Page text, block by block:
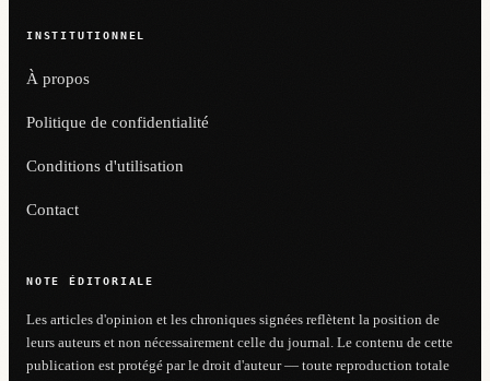
INSTITUTIONNEL
À propos
Politique de confidentialité
Conditions d'utilisation
Contact
NOTE ÉDITORIALE
Les articles d'opinion et les chroniques signées reflètent la position de
leurs auteurs et non nécessairement celle du journal. Le contenu de cette
publication est protégé par le droit d'auteur — toute reproduction totale